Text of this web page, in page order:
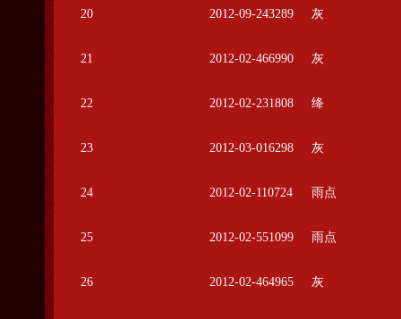
20 2012-09-243289 灰
21 2012-02-466990 灰
22 2012-02-231808 绛
23 2012-03-016298 灰
24 2012-02-110724 雨点
25 2012-02-551099 雨点
26 2012-02-464965 灰